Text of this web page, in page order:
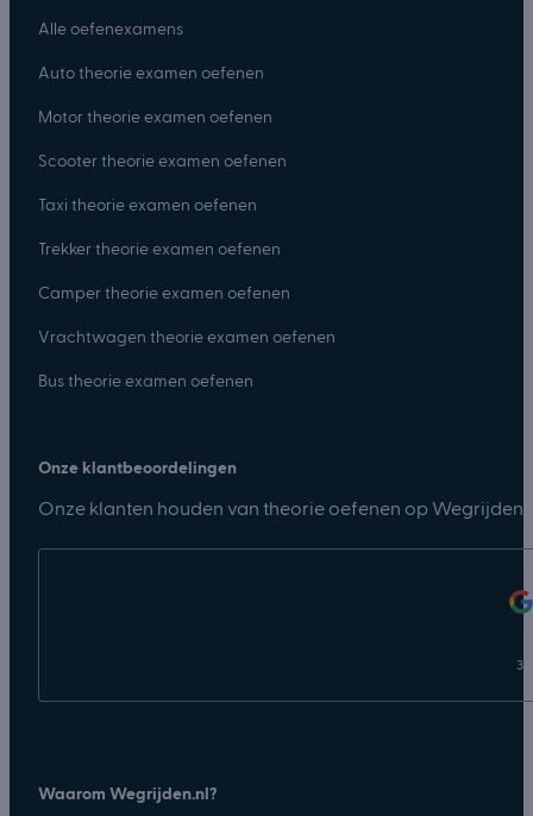
Alle oefenexamens
Auto theorie examen oefenen
Motor theorie examen oefenen
Scooter theorie examen oefenen
Taxi theorie examen oefenen
Trekker theorie examen oefenen
Camper theorie examen oefenen
Vrachtwagen theorie examen oefenen
Bus theorie examen oefenen
Onze klantbeoordelingen
Onze klanten houden van theorie oefenen op
Waarom Wegrijden.nl?